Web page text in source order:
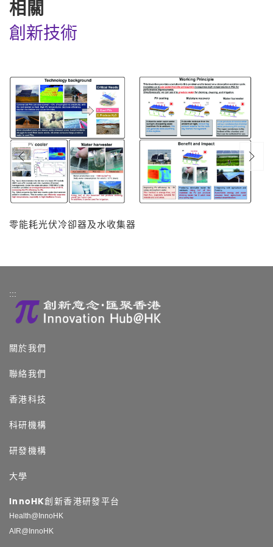
相關
創新技術
零能耗光伏冷卻器及水收集器
:::
關於我們
聯絡我們
香港科技
科研機構
研發機構
大學
InnoHK創新香港研發平台
Health@InnoHK
AIR@InnoHK